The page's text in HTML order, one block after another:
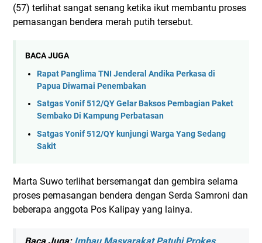
(57) terlihat sangat senang ketika ikut membantu proses
pemasangan bendera merah putih tersebut.
BACA JUGA
Rapat Panglima TNI Jenderal Andika Perkasa di
Papua Diwarnai Penembakan
Satgas Yonif 512/QY Gelar Baksos Pembagian Paket
Sembako Di Kampung Perbatasan
Satgas Yonif 512/QY kunjungi Warga Yang Sedang
Sakit
Marta Suwo terlihat bersemangat dan gembira selama
proses pemasangan bendera dengan Serda Samroni dan
beberapa anggota Pos Kalipay yang lainya.